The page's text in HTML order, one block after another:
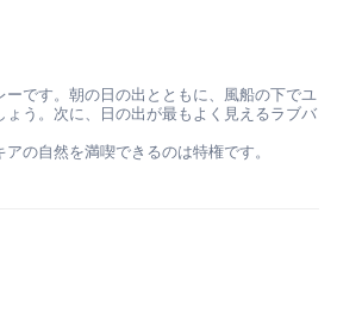
です。朝の日の出とともに、風船の下でユ
ょう。次に、日の出が最もよく見えるラブバ
の自然を満喫できるのは特権です。